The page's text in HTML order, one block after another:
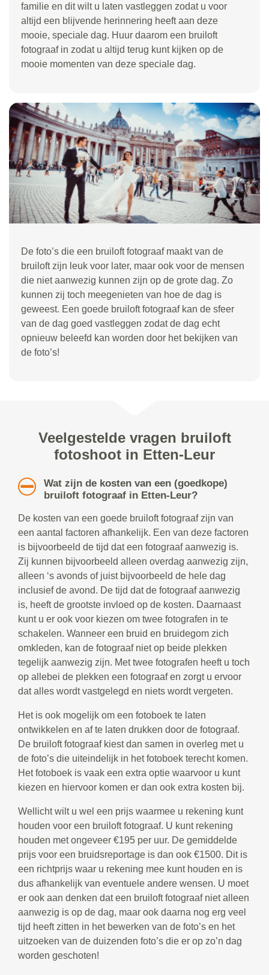
familie en dit wilt u laten vastleggen zodat u voor
altijd een blijvende herinnering heeft aan deze
mooie, speciale dag. Huur daarom een bruiloft
fotograaf in zodat u altijd terug kunt kijken op de
mooie momenten van deze speciale dag.
De foto’s die een bruiloft fotograaf maakt van de
bruiloft zijn leuk voor later, maar ook voor de mensen
die niet aanwezig kunnen zijn op de grote dag. Zo
kunnen zij toch meegenieten van hoe de dag is
geweest. Een goede bruiloft fotograaf kan de sfeer
van de dag goed vastleggen zodat de dag echt
opnieuw beleefd kan worden door het bekijken van
de foto’s!
Veelgestelde vragen bruiloft
fotoshoot in Etten-Leur
Wat zijn de kosten van een (goedkope)
bruiloft fotograaf in Etten-Leur?
De kosten van een goede bruiloft fotograaf zijn van
een aantal factoren afhankelijk. Een van deze factoren
is bijvoorbeeld de tijd dat een fotograaf aanwezig is.
Zij kunnen bijvoorbeeld alleen overdag aanwezig zijn,
alleen ‘s avonds of juist bijvoorbeeld de hele dag
inclusief de avond. De tijd dat de fotograaf aanwezig
is, heeft de grootste invloed op de kosten. Daarnaast
kunt u er ook voor kiezen om twee fotografen in te
schakelen. Wanneer een bruid en bruidegom zich
omkleden, kan de fotograaf niet op beide plekken
tegelijk aanwezig zijn. Met twee fotografen heeft u toch
op allebei de plekken een fotograaf en zorgt u ervoor
dat alles wordt vastgelegd en niets wordt vergeten.
Het is ook mogelijk om een fotoboek te laten
ontwikkelen en af te laten drukken door de fotograaf.
De bruiloft fotograaf kiest dan samen in overleg met u
de foto’s die uiteindelijk in het fotoboek terecht komen.
Het fotoboek is vaak een extra optie waarvoor u kunt
kiezen en hiervoor komen er dan ook extra kosten bij.
Wellicht wilt u wel een prijs waarmee u rekening kunt
houden voor een bruiloft fotograaf. U kunt rekening
houden met ongeveer €195 per uur. De gemiddelde
prijs voor een bruidsreportage is dan ook €1500. Dit is
een richtprijs waar u rekening mee kunt houden en is
dus afhankelijk van eventuele andere wensen. U moet
er ook aan denken dat een bruiloft fotograaf niet alleen
aanwezig is op de dag, maar ook daarna nog erg veel
tijd heeft zitten in het bewerken van de foto’s en het
uitzoeken van de duizenden foto’s die er op zo’n dag
worden geschoten!